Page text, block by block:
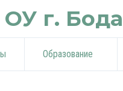
г.
Образование